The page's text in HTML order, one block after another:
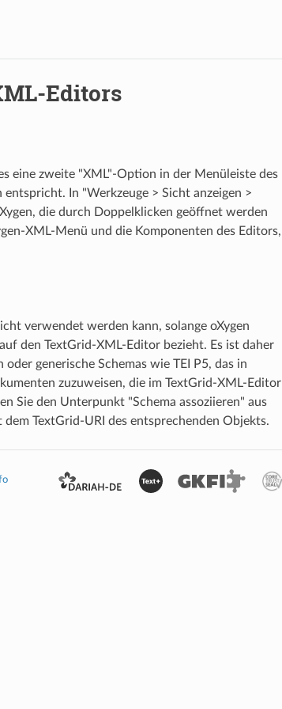
Editors
eine zweite "XML"-Option in der Menüleiste des
In "Werkzeuge > Sicht anzeigen >
die durch Doppelklicken geöffnet werden
XML-Menü und die Komponenten des Editors,
verwendet werden kann, solange oXygen
den TextGrid-XML-Editor bezieht. Es ist daher
generische Schemas wie TEI P5, das in
zuzuweisen, die im TextGrid-XML-Editor
Sie den Unterpunkt "Schema assoziieren" aus
TextGrid-URI des entsprechenden Objekts.